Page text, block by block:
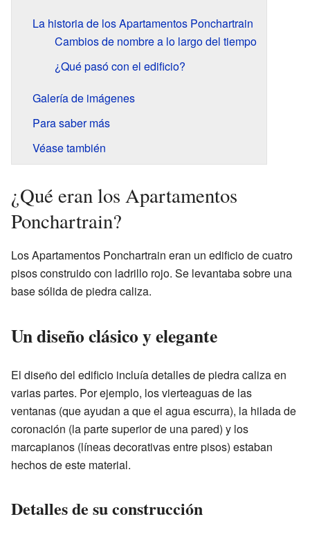
La historia de los Apartamentos Ponchartrain
Cambios de nombre a lo largo del tiempo
¿Qué pasó con el edificio?
Galería de imágenes
Para saber más
Véase también
¿Qué eran los Apartamentos
Ponchartrain?
Los Apartamentos Ponchartrain eran un edificio de cuatro
pisos construido con ladrillo rojo. Se levantaba sobre una
base sólida de piedra caliza.
Un diseño clásico y elegante
El diseño del edificio incluía detalles de piedra caliza en
varias partes. Por ejemplo, los vierteaguas de las
ventanas (que ayudan a que el agua escurra), la hilada de
coronación (la parte superior de una pared) y los
marcapianos (líneas decorativas entre pisos) estaban
hechos de este material.
Detalles de su construcción